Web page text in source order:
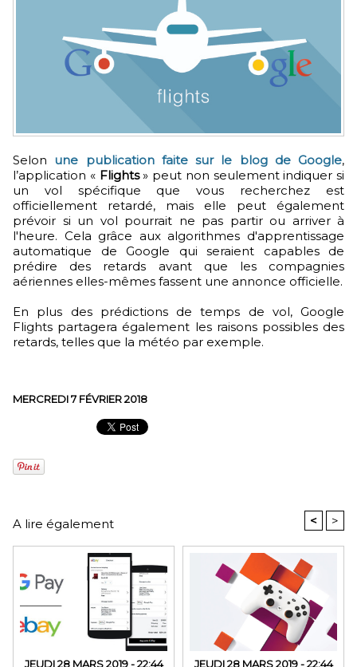
Selon une publication faite sur le blog de Google,
l’application « Flights» peut non seulement indiquer si
un vol spécifique que vous recherchez est
officiellement retardé, mais elle peut également
prévoir si un vol pourrait ne pas partir ou arriver à
l'heure. Cela grâce aux algorithmes d'apprentissage
automatique de Google qui seraient capables de
prédire des retards avant que les compagnies
aériennes elles-mêmes fassent une annonce officielle.
En plus des prédictions de temps de vol, Google
Flights partagera également les raisons possibles des
retards, telles que la météo par exemple.
MERCREDI 7 FÉVRIER 2018
A lire également < >
JEUDI 28 MARS 2019 - 22:44 JEUDI 28 MARS 2019 - 22:44